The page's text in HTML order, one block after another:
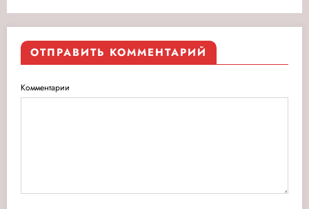
ОТПРАВИТЬ КОММЕНТАРИЙ
Комментарии